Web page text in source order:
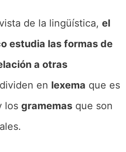
de la lingüística, el
estudia las formas de
a otras
en lexema que es
los gramemas que son